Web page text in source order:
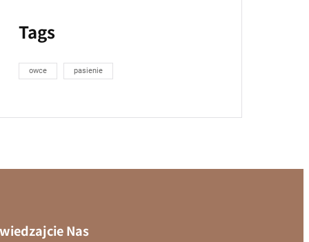
Tags
owce pasienie
Nas